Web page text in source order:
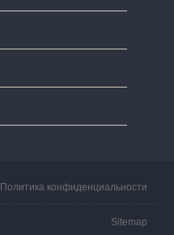
Политика конфиденциальности
Sitemap